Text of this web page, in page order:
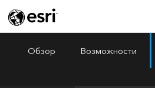
ArcGIS Pro
Обзор Возможности